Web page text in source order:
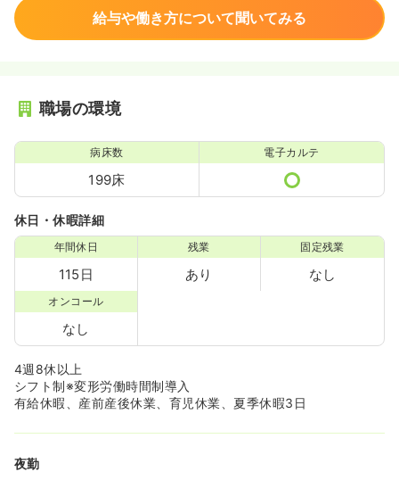
給与や働き方について聞いてみる
職場の環境
病床数
199床
電子カルテ
休日・休暇詳細
年間休日
115日
残業
あり
固定残業
なし
オンコール
なし
4週8休以上
シフト制※変形労働時間制導入
有給休暇、産前産後休業、育児休業、夏季休暇3日
夜勤